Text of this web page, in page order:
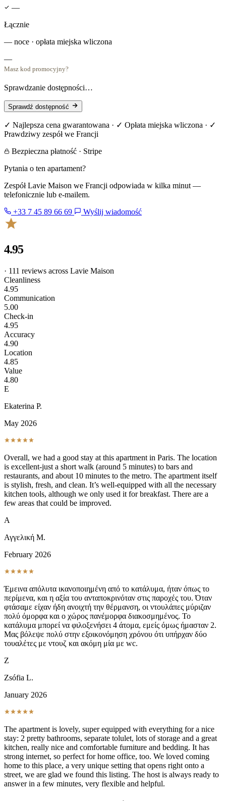
—
Łącznie
— noce · opłata miejska wliczona
—
Masz kod promocyjny?
Sprawdzanie dostępności…
Sprawdź dostępność
✓ Najlepsza cena gwarantowana · ✓ Opłata miejska wliczona · ✓
Prawdziwy zespół we Francji
Bezpieczna płatność · Stripe
Pytania o ten apartament?
Zespół Lavie Maison we Francji odpowiada w kilka minut —
telefonicznie lub e-mailem.
+33 7 45 89 66 69
Wyślij wiadomość
4.95
· 111 reviews across Lavie Maison
Cleanliness
4.95
Communication
5.00
Check-in
4.95
Accuracy
4.90
Location
4.85
Value
4.80
E
Ekaterina P.
May 2026
Overall, we had a good stay at this apartment in Paris. The location
is excellent-just a short walk (around 5 minutes) to bars and
restaurants, and about 10 minutes to the metro. The apartment itself
is stylish, fresh, and clean. It’s well-equipped with all the necessary
kitchen tools, although we only used it for breakfast. There are a
few areas that could be improved.
Α
Αγγελική Μ.
February 2026
Έμεινα απόλυτα ικανοποιημένη από το κατάλυμα, ήταν όπως το
περίμενα, και η αξία του ανταποκρινόταν στις παροχές του. Όταν
φτάσαμε είχαν ήδη ανοιχτή την θέρμανση, οι ντουλάπες μύριζαν
πολύ όμορφα και ο χώρος πανέμορφα διακοσμημένος. Το
κατάλυμα μπορεί να φιλοξενήσει 4 άτομα, εμείς όμως ήμασταν 2.
Μας βόλεψε πολύ στην εξοικονόμηση χρόνου ότι υπήρχαν δύο
τουαλέτες με ντουζ και ακόμη μία με wc.
Z
Zsófia L.
January 2026
The apartment is lovely, super equipped with everything for a nice
stay: 2 pretty bathrooms, separate tolulet, lots of storage and a great
kitchen, really nice and comfortable furniture and bedding. It has
strong internet, so perfect for home office, too. We loved coming
home to this place, a very unique setting that opens right onto a
street, we are glad we found this listing. The host is always ready to
answer in a few minutes, very flexible and helpful.